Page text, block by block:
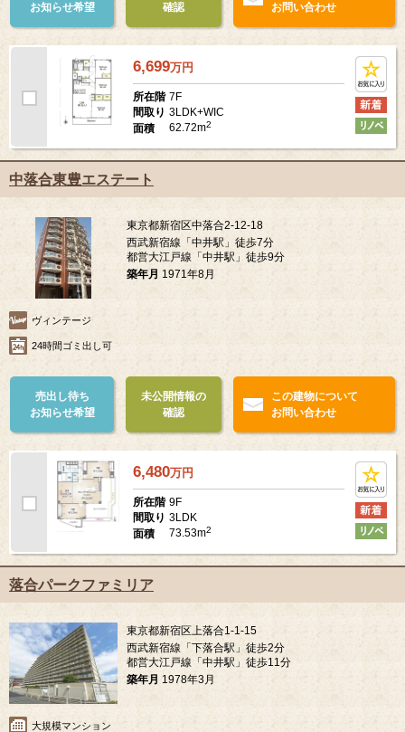
お知らせ希望
確認
お問い合わせ
6,699万円
所在階 7F
間取り 3LDK+WIC
面積
62.72m2
中落合東豊エステート
東京都新宿区中落合2-12-18
西武新宿線「中井駅」徒歩7分
都営大江戸線「中井駅」徒歩9分
築年月 1971年8月
ヴィンテージ
24時間ゴミ出し可
売出し待ち
お知らせ希望
未公開情報の
確認
この建物について
お問い合わせ
6,480万円
所在階 9F
間取り 3LDK
面積
73.53m2
落合パークファミリア
東京都新宿区上落合1-1-15
西武新宿線「下落合駅」徒歩2分
都営大江戸線「中井駅」徒歩11分
築年月 1978年3月
大規模マンション